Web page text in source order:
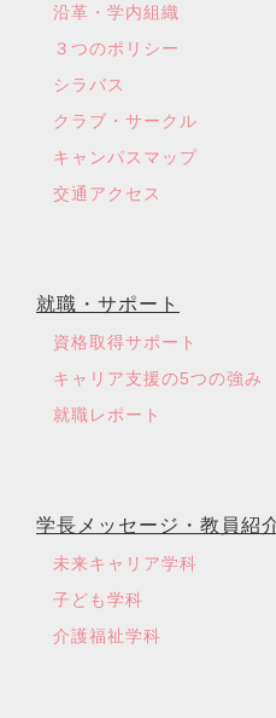
沿革・学内組織
３つのポリシー
シラバス
クラブ・サークル
キャンパスマップ
交通アクセス
就職・サポート
資格取得サポート
キャリア支援の5つの強み
就職レポート
学長メッセージ・教員紹
未来キャリア学科
子ども学科
介護福祉学科